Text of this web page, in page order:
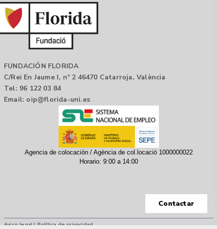
FUNDACIÓN FLORIDA
C/Rei En Jaume I, nº 2 46470 Catarroja, València
Tel: 96 122 03 84
Email: oip@florida-uni.es
Agencia de colocación / Agència de col.locació 1000000022
Horario: 9:00 a 14:00
Contactar
Aviso legal | Política de privacidad